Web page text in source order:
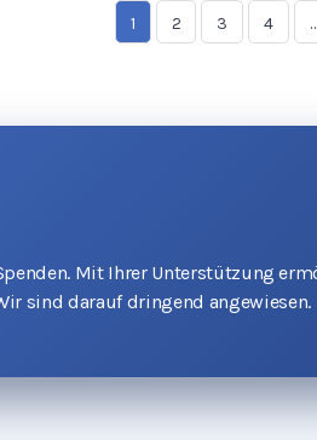
1 2 3 4 …
Mit Ihrer Unterstützung
sind darauf dringend angewiesen.